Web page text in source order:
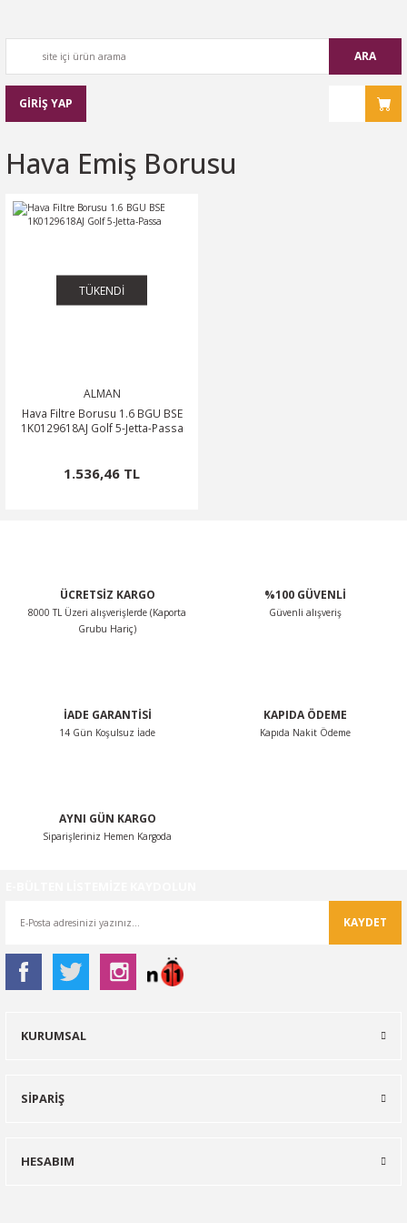
ARA
GİRİŞ YAP
Hava Emiş Borusu
TÜKENDİ
ALMAN
Hava Filtre Borusu 1.6 BGU BSE
1K0129618AJ Golf 5-Jetta-Passa
1.536,46 TL
ÜCRETSİZ KARGO
8000 TL Üzeri alışverişlerde (Kaporta
Grubu Hariç)
%100 GÜVENLİ
Güvenli alışveriş
İADE GARANTİSİ
14 Gün Koşulsuz İade
KAPIDA ÖDEME
Kapıda Nakit Ödeme
AYNI GÜN KARGO
Siparişleriniz Hemen Kargoda
KAYDET
KURUMSAL
SİPARİŞ
HESABIM